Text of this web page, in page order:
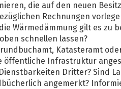
die auf den neuen
Rechnungen
Wärmedämmung gilt es zu
schnellen lassen?
Katasteramt
öffentliche Infrastruktur
Dritter? Sind
angemerkt?